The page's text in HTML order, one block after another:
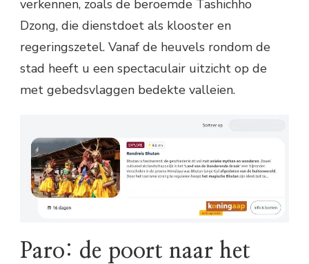
verkennen, zoals de beroemde Tashichho
Dzong, die dienstdoet als klooster en
regeringszetel. Vanaf de heuvels rondom de
stad heeft u een spectaculair uitzicht op de
met gebedsvlaggen bedekte valleien.
Paro: de poort naar het